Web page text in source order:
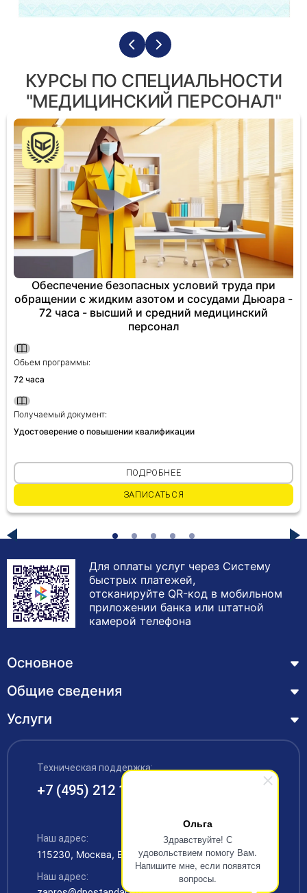
Ольга
Здравствуйте! С
удовольствием помогу Вам.
Напишите мне, если появятся
вопросы.
КУРСЫ ПО СПЕЦИАЛЬНОСТИ
"МЕДИЦИНСКИЙ ПЕРСОНАЛ"
Обеспечение безопасных условий труда при
обращении с жидким азотом и сосудами Дьюара -
72 часа - высший и средний медицинский
персонал
Обьем программы:
72 часа
Получаемый документ:
Удостоверение о повышении квалификации
ПОДРОБНЕЕ
ЗАПИСАТЬСЯ
Для оплаты услуг через Систему
быстрых платежей,
отсканируйте QR-код в мобильном
приложении банка или штатной
камерой телефона
Основное
Курсы
Лицензия
Обучающимся
Акции
Контакты
Общие сведения
Основные сведения
Структура и органы управления образовательной
организацией
Документы
Руководство и педагогический состав
Материально-техническое обеспечение
Платные образовательные услуги
Услуги
Профессиональная переподготовка
Курсы повышения квалификации – дистанционное
обучение с выдачей удостоверения
Рабочие специальности
Аккредитация
Техническая поддержка:
+7 (495) 212 12 34
Наш адрес:
115230, Москва, Варшавское шоссе 42
Наш адрес: